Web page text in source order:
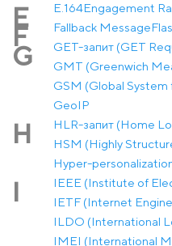
E E.164Engagement
F Fallback Message
G
GET-запит (GET
GMT (Greenwich
GSM (Global
GeoIP
H
HLR-запит (Home
HSM (Highly
Hyper-
I
IEEE (Institute of
IETF (Internet
ILDO (International
IMEI (International